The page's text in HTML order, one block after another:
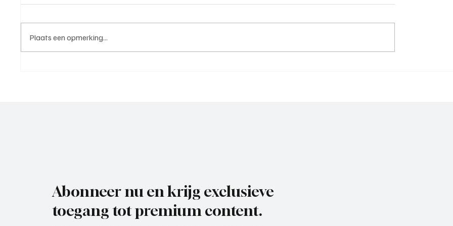
Plaats een opmerking...
Abonneer nu en krijg exclusieve
toegang tot premium content.